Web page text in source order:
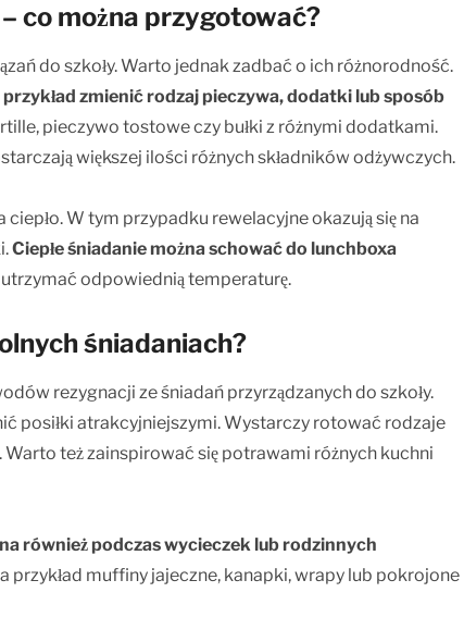
co można przygotować?
do szkoły. Warto jednak zadbać o ich różnorodność.
zmienić rodzaj pieczywa, dodatki lub sposób
pieczywo tostowe czy bułki z różnymi dodatkami.
większej ilości różnych składników odżywczych.
W tym przypadku rewelacyjne okazują się na
Ciepłe śniadanie można schować do lunchboxa
odpowiednią temperaturę.
śniadaniach?
rezygnacji ze śniadań przyrządzanych do szkoły.
posiłki atrakcyjniejszymi. Wystarczy rotować rodzaje
też zainspirować się potrawami różnych kuchni
również podczas wycieczek lub rodzinnych
przykład muffiny jajeczne, kanapki, wrapy lub pokrojone